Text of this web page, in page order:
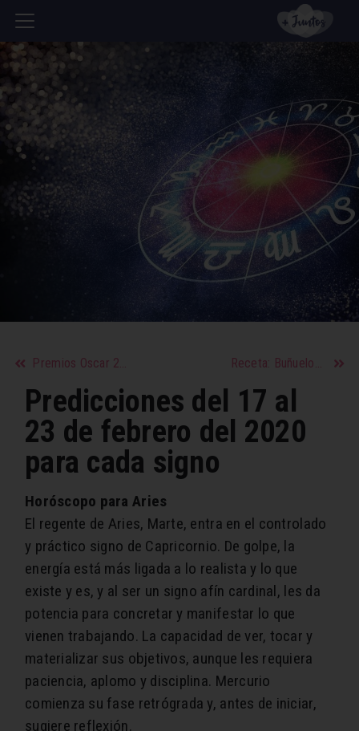
Premios Oscar 2020: una mujer dirigió, por primera vez, la orquesta de la ceremonia Receta: Buñuelos de Calabaza Salado
Predicciones del 17 al
23 de febrero del 2020
para cada signo
Horóscopo para Aries
El regente de Aries​, Marte, entra en el controlado
y práctico signo de Capricornio. De golpe, la
energía está más ligada a lo realista y lo que
existe y es, y al ser un signo afín cardinal, les da
potencia para concretar y manifestar lo que
vienen trabajando. La capacidad de ver, tocar y
materializar sus objetivos, aunque les requiera
paciencia, aplomo y disciplina. Mercurio
comienza su fase retrógrada y, antes de iniciar,
sugiere reflexión.